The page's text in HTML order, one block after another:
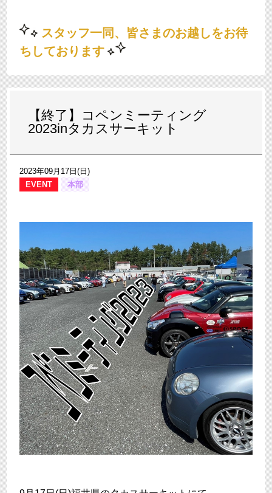
スタッフ一同、 皆さまのお越しをお待
ちしております
【終了】コペンミーティング
2023inタカスサーキット
2023年09月17日(日)
EVENT
本部